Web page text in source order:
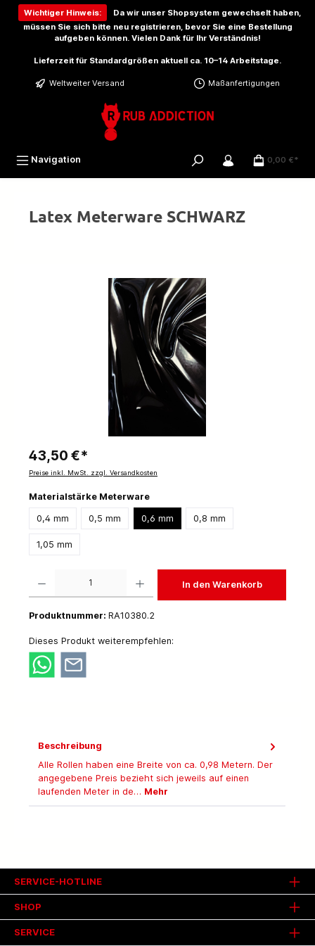
springen
Wichtiger Hinweis:
Da wir unser Shopsystem gewechselt haben,
müssen Sie sich bitte neu registrieren, bevor Sie eine Bestellung
aufgeben können. Vielen Dank für Ihr Verständnis!
Lieferzeit für Standardgrößen aktuell ca. 10–14 Arbeitstage.
Weltweiter Versand Maßanfertigungen
Navigation 0,00 €*
Latex Meterware SCHWARZ
43,50 €*
Preise inkl. MwSt. zzgl. Versandkosten
Materialstärke Meterware
0,4 mm 0,5 mm 0,6 mm 0,8 mm
1,05 mm
In den Warenkorb
Produktnummer: RA10380.2
Dieses Produkt weiterempfehlen:
Beschreibung
Alle Rollen haben eine Breite von ca. 0,98 Metern. Der
angegebene Preis bezieht sich jeweils auf einen
laufenden Meter in de… Mehr
SHOP
SERVICE
SERVICE-HOTLINE